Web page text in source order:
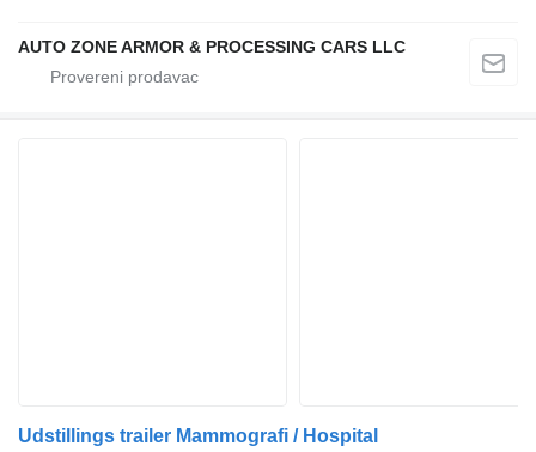
AUTO ZONE ARMOR & PROCESSING CARS LLC
Udstillings trailer Mammografi / Hospital